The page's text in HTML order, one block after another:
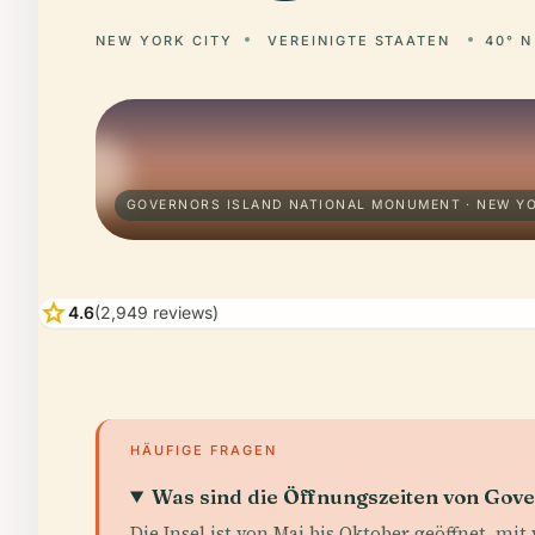
NEW YORK CITY VEREINIGTE STAATEN 40° N
GOVERNORS ISLAND NATIONAL MONUMENT · NEW
star4.6(2,949 reviews)
HÄUFIGE FRAGEN
Was sind die Öffnungszeiten von